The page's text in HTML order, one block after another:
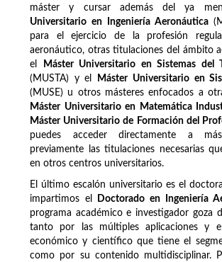
máster y cursar además del ya
Universitario en Ingeniería Aeronáutica
para el ejercicio de la profesión
aeronáutico, otras titulaciones del ámbito
el
Máster Universitario en Sistemas del
(MUSTA) y el
Máster Universitario en
(MUSE) u otros másteres enfocados a
Máster Universitario en Matemática
Máster Universitario de Formación del
puedes acceder directamente a
previamente las titulaciones necesarias
en otros centros universitarios.
El último escalón universitario es el
impartimos el
Doctorado en Ingeniería
programa académico e investigador goza
tanto por las múltiples aplicaciones y
económico y científico que tiene el
como por su contenido multidisciplinar.